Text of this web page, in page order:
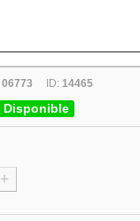
06773 ID: 14465
Disponible
+